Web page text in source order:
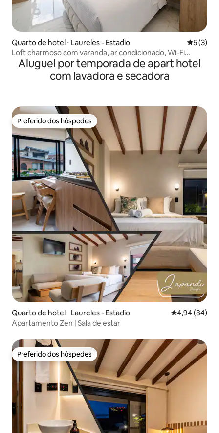
Quarto de hotel ⋅ Laureles - Estadio 5 de
5 (3)
Loft charmoso com varanda, ar condicionado, Wi-Fi
500mb.
Aluguel por temporada de apart hotel
com lavadora e secadora
Preferido dos hóspedes
Preferido dos hóspedes
Quarto de hotel ⋅ Laureles - Estadio 4,94 de uma
4,94 (84)
Apartamento Zen | Sala de estar
Preferido dos hóspedes
Preferido dos hóspedes